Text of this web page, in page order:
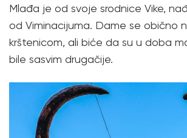
Mlađa je od svoje srodnice Vike,
od Viminacijuma. Dame se obično
krštenicom, ali biće da su u doba
bile sasvim drugačije.